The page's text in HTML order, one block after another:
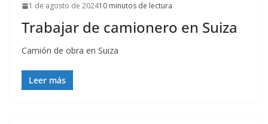
1 de agosto de 202410 minutos de lectura
Trabajar de camionero en Suiza
Camión de obra en Suiza
Leer más